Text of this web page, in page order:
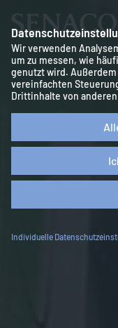
Wir verwenden
um zu messen, wie
genutzt wird.
vereinfachten
Drittinhalte von
Individuelle